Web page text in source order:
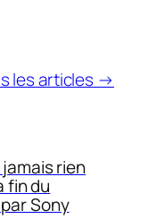
les articles →
rien
fin du
Sony